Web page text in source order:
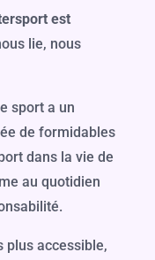
est
lie, nous
sport a un
de formidables
dans la vie de
au quotidien
plus accessible,